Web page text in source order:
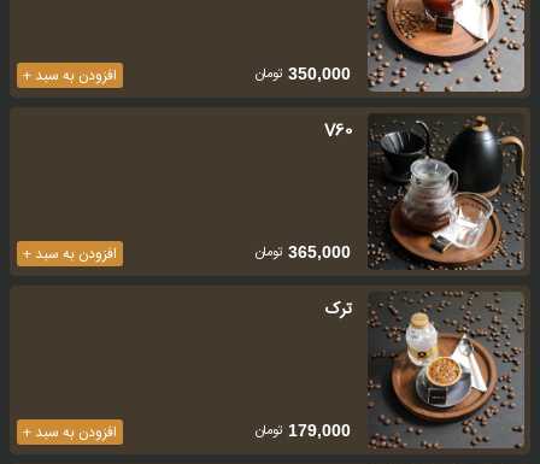
افزودن به سبد + 350,000 تومان
V60
افزودن به سبد + 365,000 تومان
ترک
افزودن به سبد + 179,000 تومان